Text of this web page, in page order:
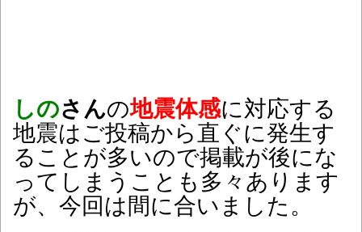
しのさんの地震体感に対応する
地震はご投稿から直ぐに発生す
ることが多いので掲載が後にな
ってしまうことも多々あります
が、今回は間に合いました。